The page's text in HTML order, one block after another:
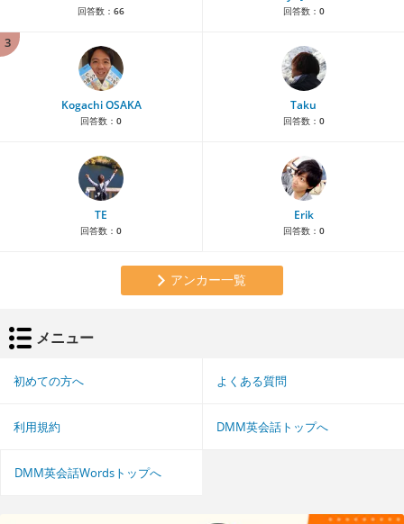
回答数： 66 回答数： 0
3
Kogachi OSAKA
回答数： 0
Taku
回答数： 0
TE
回答数： 0
Erik
回答数： 0
アンカー一覧
メニュー
初めての方へ よくある質問
利用規約 DMM英会話トップへ
DMM英会話Wordsトップへ